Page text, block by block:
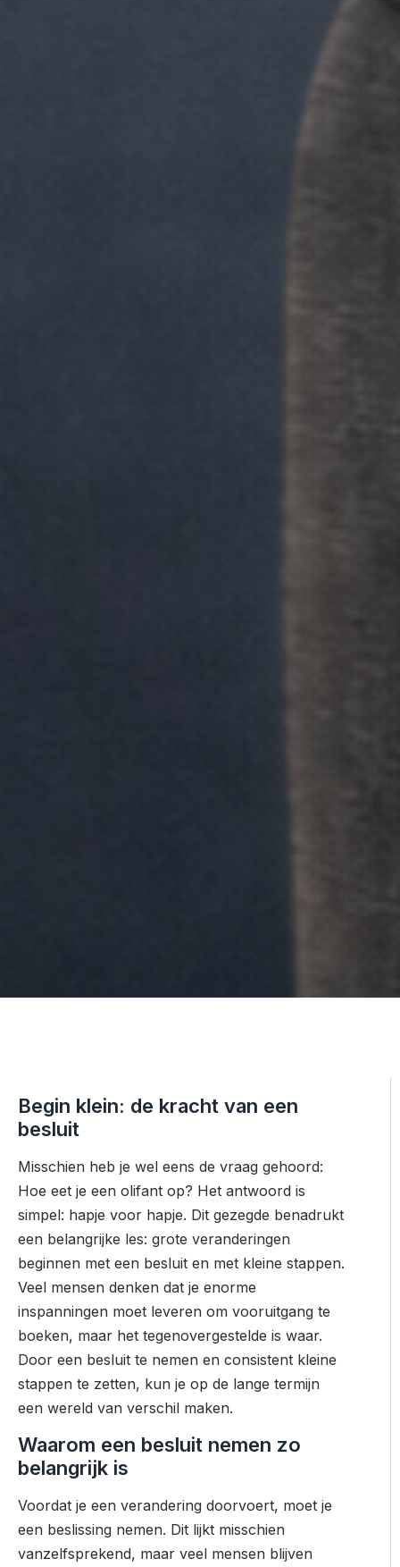
Begin klein: de kracht van een
besluit
Misschien heb je wel eens de vraag gehoord:
Hoe eet je een olifant op? Het antwoord is
simpel: hapje voor hapje. Dit gezegde benadrukt
een belangrijke les: grote veranderingen
beginnen met een besluit en met kleine stappen.
Veel mensen denken dat je enorme
inspanningen moet leveren om vooruitgang te
boeken, maar het tegenovergestelde is waar.
Door een besluit te nemen en consistent kleine
stappen te zetten, kun je op de lange termijn
een wereld van verschil maken.
Waarom een besluit nemen zo
belangrijk is
Voordat je een verandering doorvoert, moet je
een beslissing nemen. Dit lijkt misschien
vanzelfsprekend, maar veel mensen blijven